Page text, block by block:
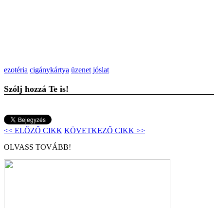
ezotéria cigánykártya üzenet jóslat
Szólj hozzá Te is!
<< ELŐZŐ CIKK KÖVETKEZŐ CIKK >>
OLVASS TOVÁBB!